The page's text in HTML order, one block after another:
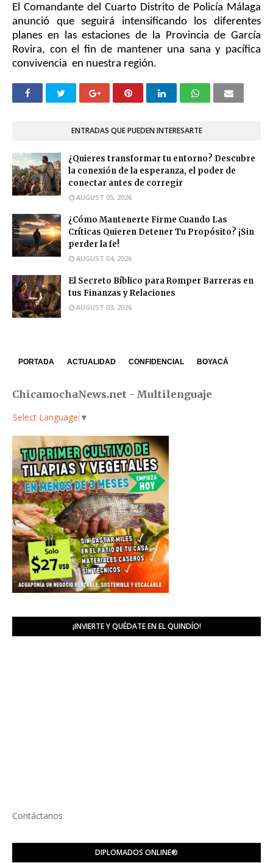
El Comandante del Cuarto Distrito de Policía Málaga
anunció que seguirá intensificando los diferentes
planes en las estaciones de la Provincia de García
Rovira, con el fin de mantener una sana y pacífica
convivencia en nuestra región.
ENTRADAS QUE PUEDEN INTERESARTE
¿Quieres transformar tu entorno? Descubre
la conexión de la esperanza, el poder de
conectar antes de corregir
AUGUST 05, 2026
¿Cómo Mantenerte Firme Cuando Las
Críticas Quieren Detener Tu Propósito? ¡Sin
perder la fe!
AUGUST 04, 2026
El Secreto Bíblico para Romper Barreras en
tus Finanzas y Relaciones
AUGUST 03, 2026
PORTADA ACTUALIDAD CONFIDENCIAL BOYACÁ
ChicamochaNews.net - Multilenguaje
Select Language ▼
¡INVIERTE Y QUÉDATE EN EL QUINDÍO!
Contáctanos
DIPLOMADOS ONLINE®️